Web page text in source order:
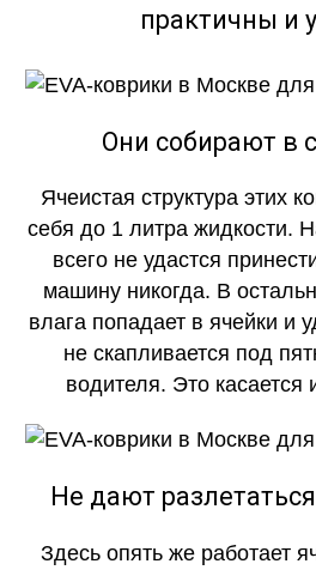
практичны и
Они собирают в
Ячеистая структура этих
себя до 1 литра жидкости.
всего не удастся
машину никогда. В
влага попадает в ячейки и
не скапливается под
водителя. Это касается
Не дают
Здесь опять же работает